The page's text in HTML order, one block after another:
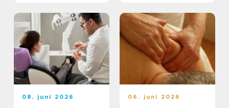
08. juni 2026 06. juni 2026